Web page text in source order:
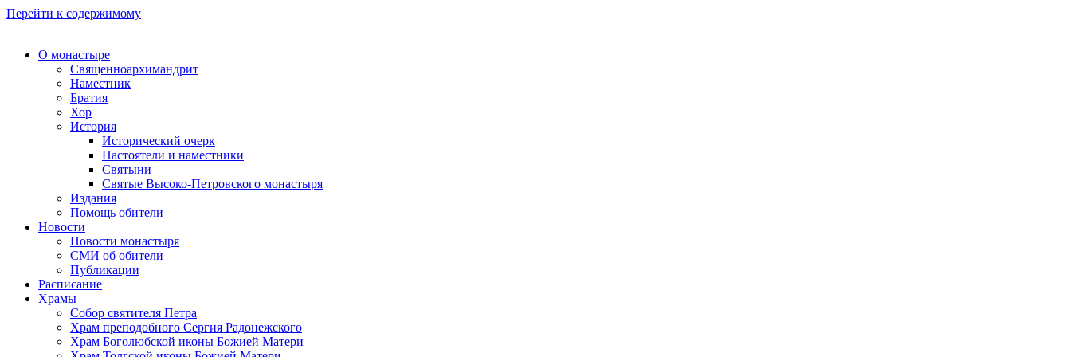
Перейти к содержимому
О монастыре
Священноархимандрит
Наместник
Братия
Хор
История
Исторический очерк
Настоятели и наместники
Святыни
Святые Высоко-Петровского монастыря
Издания
Помощь обители
Новости
Новости монастыря
СМИ об обители
Публикации
Расписание
Храмы
Собор святителя Петра
Храм преподобного Сергия Радонежского
Храм Боголюбской иконы Божией Матери